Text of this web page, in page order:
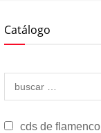
Catálogo
cds de flamenco